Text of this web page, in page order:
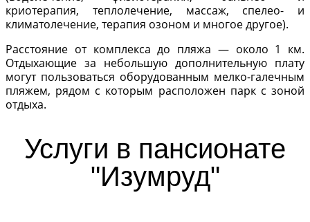
криотерапия, теплолечение, массаж, спелео- и
климатолечение, терапия озоном и многое другое).
Расстояние от комплекса до пляжа — около 1 км.
Отдыхающие за небольшую дополнительную плату
могут пользоваться оборудованным мелко-галечным
пляжем, рядом с которым расположен парк с зоной
отдыха.
Услуги в пансионате
"Изумруд"